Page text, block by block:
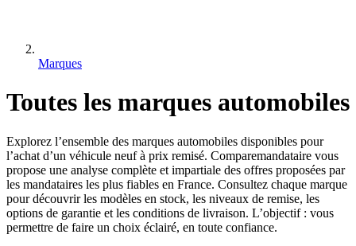
Marques
Toutes les marques automobiles
Explorez l’ensemble des marques automobiles disponibles pour
l’achat d’un véhicule neuf à prix remisé. Comparemandataire vous
propose une analyse complète et impartiale des offres proposées par
les mandataires les plus fiables en France. Consultez chaque marque
pour découvrir les modèles en stock, les niveaux de remise, les
options de garantie et les conditions de livraison. L’objectif : vous
permettre de faire un choix éclairé, en toute confiance.